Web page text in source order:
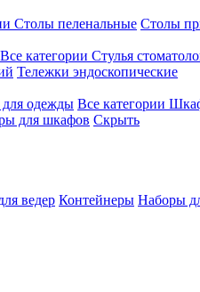
Столы пеленальные Столы
Все категории Стулья
Тележки эндоскопические
одежды Все категории
для шкафов Скрыть
ведер Контейнеры Наборы